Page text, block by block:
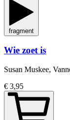
fragment
Wie zoet is
Susan Muskee,
€ 3,95